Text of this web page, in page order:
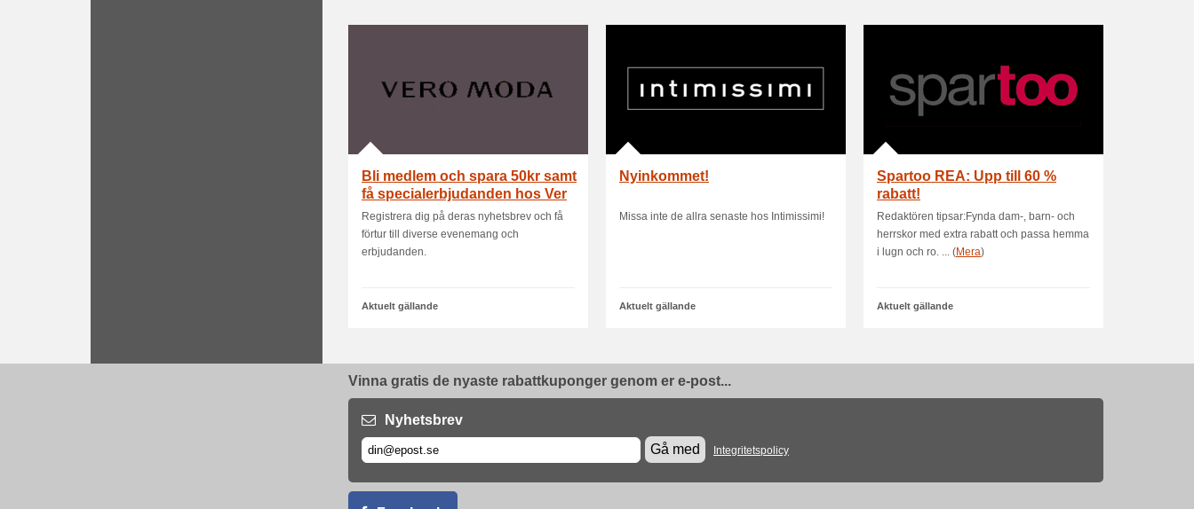
Bli medlem och spara 50kr samt
få specialerbjudanden hos Ver
Registrera dig på deras nyhetsbrev och få
förtur till diverse evenemang och
erbjudanden.
Aktuelt gällande
Nyinkommet!
Missa inte de allra senaste hos Intimissimi!
Aktuelt gällande
Spartoo REA: Upp till 60 %
rabatt!
Redaktören tipsar:Fynda dam-, barn- och
herrskor med extra rabatt och passa hemma
i lugn och ro. ... (Mera)
Aktuelt gällande
Vinna gratis de nyaste rabattkuponger genom er e-post...
Nyhetsbrev
Gå med
Integritetspolicy